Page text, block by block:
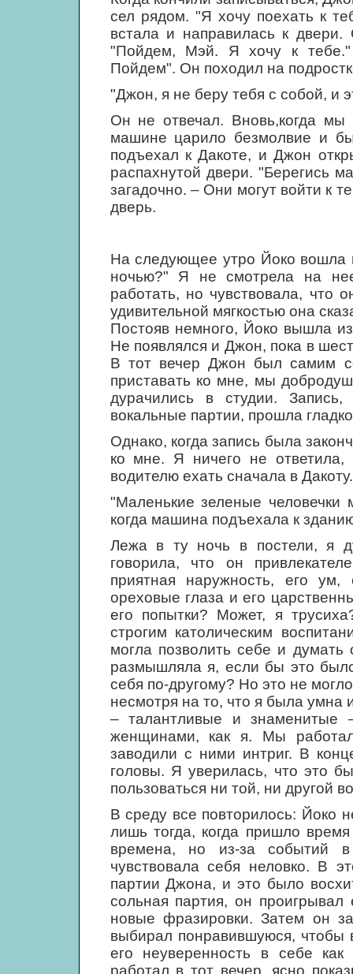
сел рядом. "Я хочу поехать к
встала и направилась к
"Пойдем, Мэй. Я хочу к
Пойдем". Он походил на
"Джон, я не беру тебя с собой, и
Он не отвечал. Вновь,когда
машине царило безмолвие и
подъехал к Дакоте, и Джон
распахнутой двери. "Берегись
загадочно. – Они могут войти к
дверь.
На следующее утро Йоко вошла
ночью?" Я не смотрела на
работать, но чувствовала, что
удивительной мягкостью она
Постояв немного, Йоко вышла
Не появлялся и Джон, пока в
В тот вечер Джон был самим
приставать ко мне, мы
дурачились в студии.
вокальные партии, прошла
Однако, когда запись была
ко мне. Я ничего не
водителю ехать сначала в Дакоту.
"Маленькие зеленые человечки
когда машина подъехала к
Лежа в ту ночь в постели, я
говорила, что он
приятная наружность, его
ореховые глаза и его
его попытки? Может, я
строгим католическим
могла позволить себе и
размышляла я, если бы это
себя по-другому? Но это не
несмотря на то, что я была
– талантливые и знаменитые
женщинами, как я. Мы
заводили с ними интриг. В
головы. Я уверилась, что это
пользоваться ни той, ни другой
В среду все повторилось: Йоко
лишь тогда, когда пришло
времена, но из-за событий
чувствовала себя неловко. В
партии Джона, и это было
сольная партия, он
новые фразировки. Затем он
выбирал понравившуюся,
его неуверенность в себе как
работал в тот вечер, ясно